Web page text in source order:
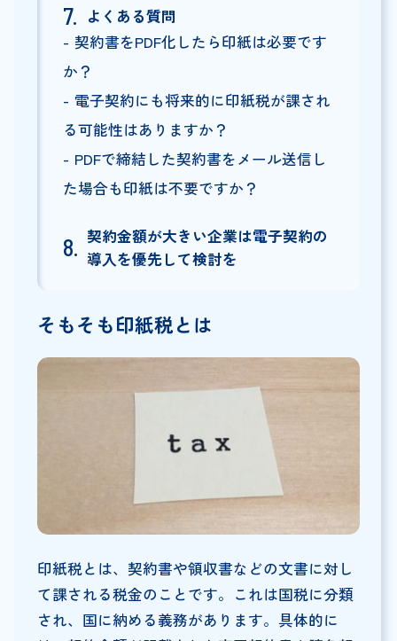
よくある質問
契約書をPDF化したら印紙は必要です
か？
電子契約にも将来的に印紙税が課され
る可能性はありますか？
PDFで締結した契約書をメール送信し
た場合も印紙は不要ですか？
契約金額が大きい企業は電子契約の
導入を優先して検討を
そもそも印紙税とは
印紙税とは、契約書や領収書などの文書に対し
て課される税金のことです。これは国税に分類
され、国に納める義務があります。具体的に